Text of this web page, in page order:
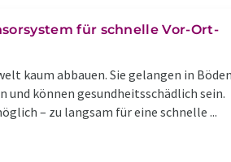
für schnelle Vor-Ort-
kaum abbauen. Sie gelangen in Böden
und können gesundheitsschädlich sein.
– zu langsam für eine schnelle ...